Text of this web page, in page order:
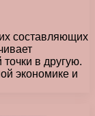
составляющих
в другую.
экономике и